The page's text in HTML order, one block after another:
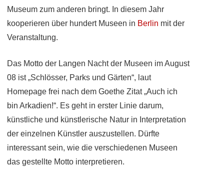
Museum zum anderen bringt. In diesem Jahr
kooperieren über hundert Museen in Berlin mit der
Veranstaltung.
Das Motto der Langen Nacht der Museen im August
08 ist „Schlösser, Parks und Gärten“, laut
Homepage frei nach dem Goethe Zitat „Auch ich
bin Arkadien!“. Es geht in erster Linie darum,
künstliche und künstlerische Natur in Interpretation
der einzelnen Künstler auszustellen. Dürfte
interessant sein, wie die verschiedenen Museen
das gestellte Motto interpretieren.